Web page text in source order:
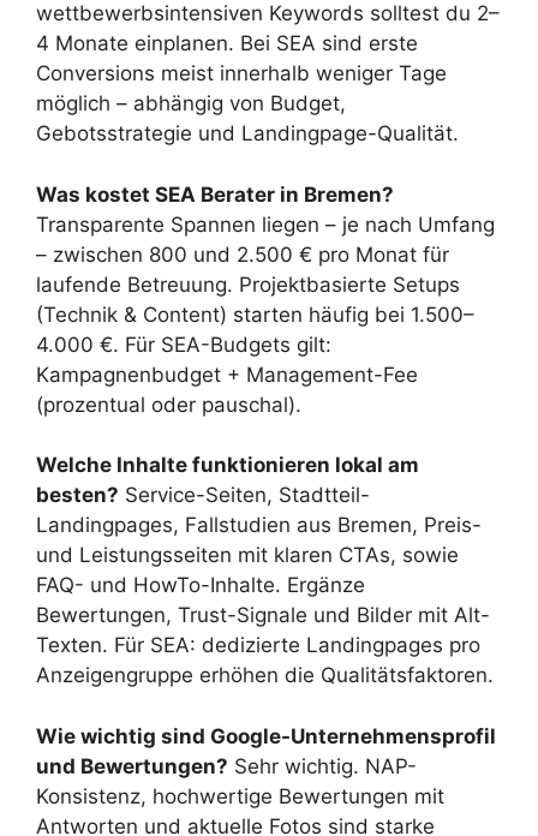
wettbewerbsintensiven Keywords solltest du 2–
4 Monate einplanen. Bei SEA sind erste
Conversions meist innerhalb weniger Tage
möglich – abhängig von Budget,
Gebotsstrategie und Landingpage-Qualität.
Was kostet SEA Berater in Bremen?
Transparente Spannen liegen – je nach Umfang
– zwischen 800 und 2.500 € pro Monat für
laufende Betreuung. Projektbasierte Setups
(Technik & Content) starten häufig bei 1.500–
4.000 €. Für SEA-Budgets gilt:
Kampagnenbudget + Management-Fee
(prozentual oder pauschal).
Welche Inhalte funktionieren lokal am
besten? Service-Seiten, Stadtteil-
Landingpages, Fallstudien aus Bremen, Preis-
und Leistungsseiten mit klaren CTAs, sowie
FAQ- und HowTo-Inhalte. Ergänze
Bewertungen, Trust-Signale und Bilder mit Alt-
Texten. Für SEA: dedizierte Landingpages pro
Anzeigengruppe erhöhen die Qualitätsfaktoren.
Wie wichtig sind Google-Unternehmensprofil
und Bewertungen? Sehr wichtig. NAP-
Konsistenz, hochwertige Bewertungen mit
Antworten und aktuelle Fotos sind starke